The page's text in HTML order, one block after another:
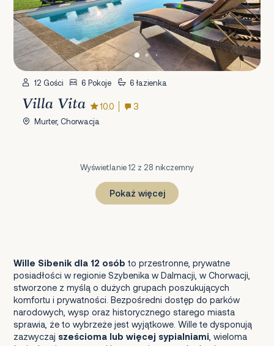
12 Gości 6 Pokoje 6 łazienka
Villa Vita 10.0 3
Murter, Chorwacja
Wyświetlanie 12 z 28 nikczemny
Pokaż więcej
Wille Sibenik dla 12 osób to przestronne, prywatne
posiadłości w regionie Szybenika w Dalmacji, w Chorwacji,
stworzone z myślą o dużych grupach poszukujących
komfortu i prywatności. Bezpośredni dostęp do parków
narodowych, wysp oraz historycznego starego miasta
sprawia, że to wybrzeże jest wyjątkowe. Wille te dysponują
zazwyczaj sześcioma lub więcej sypialniami , wieloma